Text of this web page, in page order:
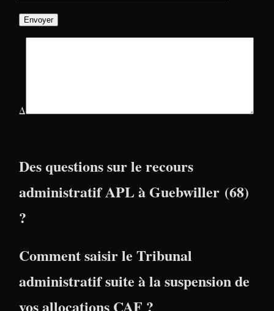
Δ
Des questions sur le recours
administratif APL à Guebwiller (68)
?
Comment saisir le Tribunal
administratif suite à la suspension de
vos allocations CAF ?